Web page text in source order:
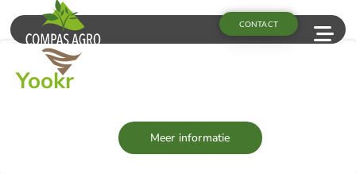
CONTACT
Yookr
Meer informatie